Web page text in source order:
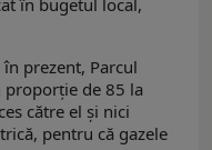
prezent, Parcul
de 85 la
către el şi nici
pentru că gazele